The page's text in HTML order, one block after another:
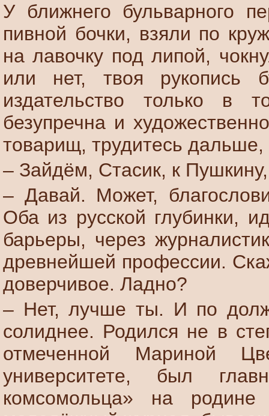
У ближнего бульварного
пивной бочки, взяли по
на лавочку под липой,
или нет, твоя рукопись
издательство только в
безупречна и
товарищ, трудитесь дальше,
– Зайдём, Стасик, к
– Давай. Может,
Оба из русской глубинки,
барьеры, через
древнейшей профессии.
доверчивое. Ладно?
– Нет, лучше ты. И по
солиднее. Родился не в
отмеченной Мариной
университете, был
комсомольца» на